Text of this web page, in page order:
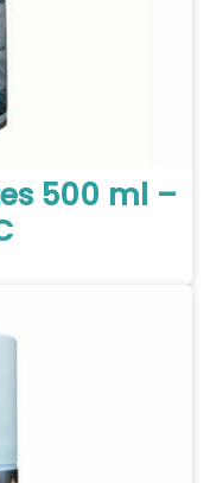
500 ml –